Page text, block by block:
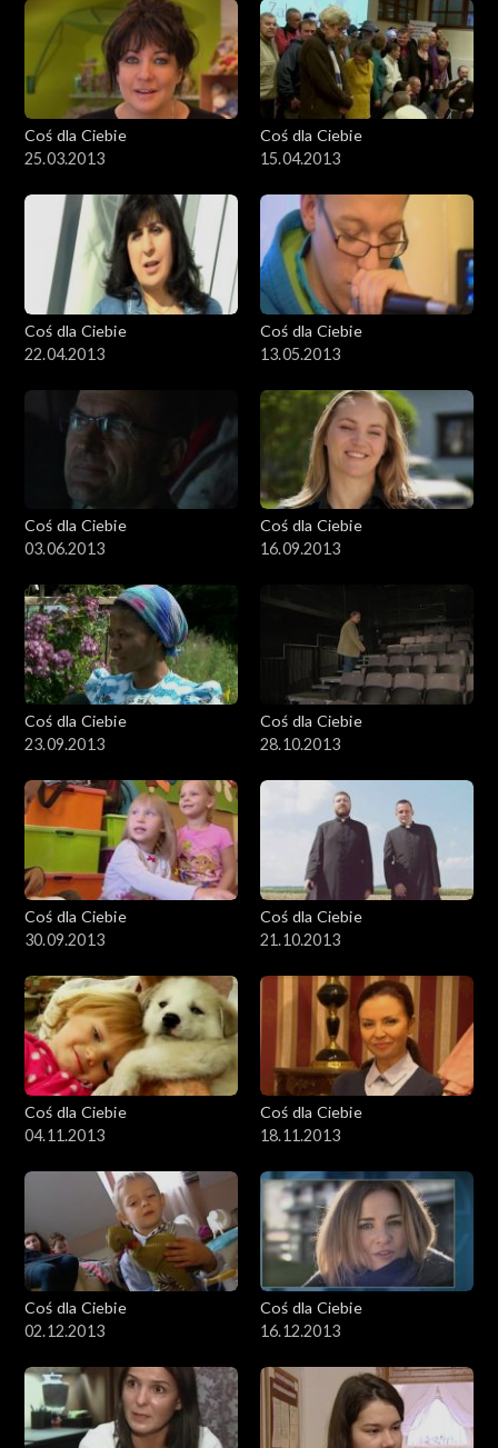
Coś dla Ciebie
25.03.2013
Coś dla Ciebie
15.04.2013
Coś dla Ciebie
22.04.2013
Coś dla Ciebie
13.05.2013
Coś dla Ciebie
03.06.2013
Coś dla Ciebie
16.09.2013
Coś dla Ciebie
23.09.2013
Coś dla Ciebie
28.10.2013
Coś dla Ciebie
30.09.2013
Coś dla Ciebie
21.10.2013
Coś dla Ciebie
04.11.2013
Coś dla Ciebie
18.11.2013
Coś dla Ciebie
02.12.2013
Coś dla Ciebie
16.12.2013